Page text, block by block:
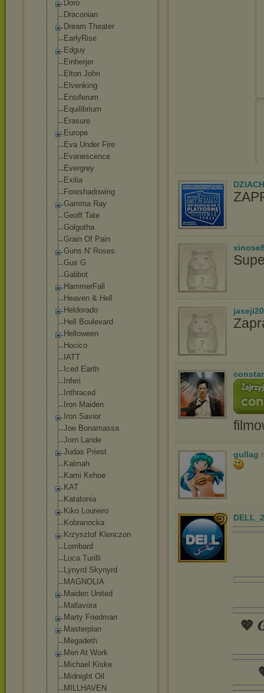
Doro
Draconian
Dream Theater
EarlyRise
Edguy
Einherjer
Elton John
Elvenking
Ensiferum
Equilibrium
Erasure
Europe
Eva Under Fire
Evanescence
Evergrey
Exilia
Foreshadowing
Gamma Ray
Geoff Tate
Golgotha
Grain Of Pain
Guns N' Roses
Gus G
Gаlibоt
HammerFall
Heaven & Hell
Heldorado
Hell Boulevard
Helloween
Hocico
IATT
Iced Earth
Inferi
Inthraced
Iron Maiden
Iron Savior
Joe Bonamassa
Jorn Lande
Judas Priest
Kalmah
Kami Kehoe
KAT
Katatonia
Kiko Loureiro
Kobranocka
Krzysztof Klenczon
Lombard
Luca Turilli
Lynyrd Skynyrd
MAGNOLIA
Maiden United
Mallavora
Marty Friedman
Masterplan
Megadeth
Men At Work
Michael Kiske
Midnight Oil
MILLHAVEN
gullag
💖